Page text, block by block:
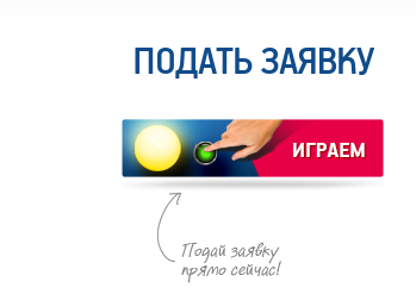
ПОДАТЬ ЗАЯВКУ